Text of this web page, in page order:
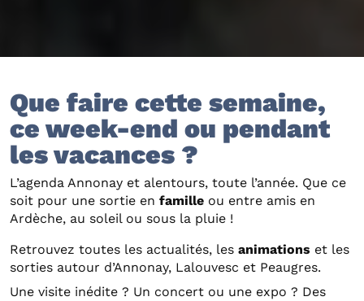
Que faire cette semaine,
ce week-end ou pendant
les vacances ?
L’agenda Annonay et alentours, toute l’année. Que ce
soit pour une sortie en famille ou entre amis en
Ardèche, au soleil ou sous la pluie !
Retrouvez toutes les actualités, les animations et les
sorties autour d’Annonay, Lalouvesc et Peaugres.
Une visite inédite ? Un concert ou une expo ? Des